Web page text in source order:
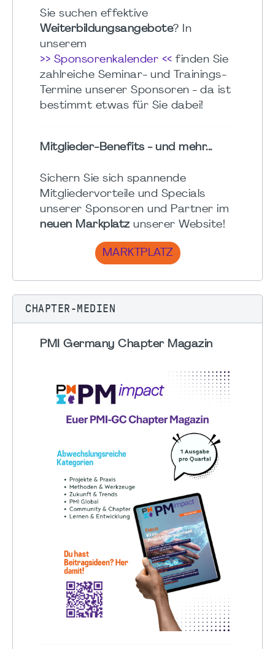
Sie suchen effektive
Weiterbildungsangebote? In
unserem
>> Sponsorenkalender << finden Sie
zahlreiche Seminar- und Trainings-
Termine unserer Sponsoren - da ist
bestimmt etwas für Sie dabei!
Mitglieder-Benefits - und mehr...
Sichern Sie sich spannende
Mitgliedervorteile und Specials
unserer Sponsoren und Partner im
neuen Markplatzunserer Website!
MARKTPLATZ
CHAPTER-MEDIEN
PMI Germany Chapter Magazin